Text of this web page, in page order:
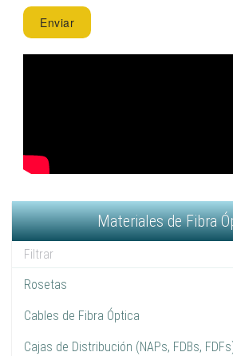
Enviar
Materiales de Fibra
Rosetas
Cables de Fibra Óptica
Cajas de Distribución (NAPs, FDBs,